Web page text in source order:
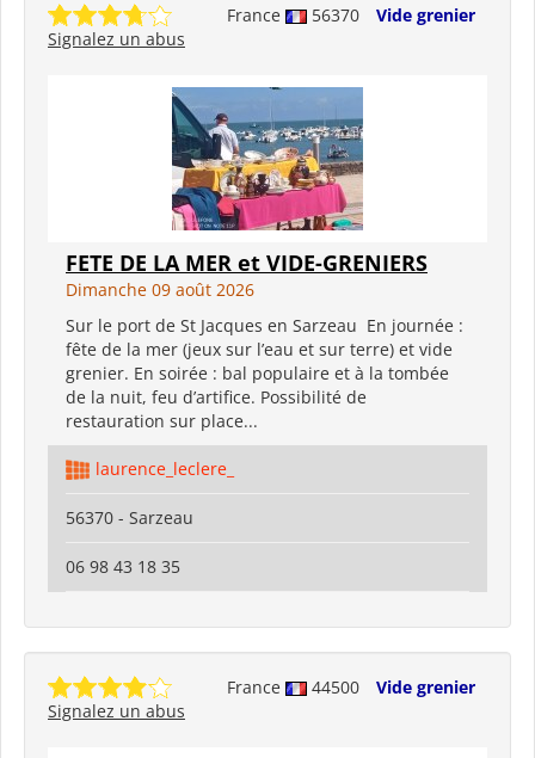
France 56370
Vide grenier
Signalez un abus
FETE DE LA MER et VIDE-GRENIERS
Dimanche 09 août 2026
Sur le port de St Jacques en Sarzeau En journée :
fête de la mer (jeux sur l’eau et sur terre) et vide
grenier. En soirée : bal populaire et à la tombée
de la nuit, feu d’artifice. Possibilité de
restauration sur place...
laurence_leclere_
56370 - Sarzeau
06 98 43 18 35
France 44500
Vide grenier
Signalez un abus